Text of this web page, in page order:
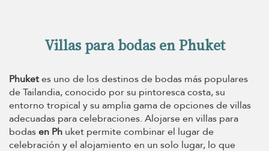
Villas para bodas en Phuket
Phuketes uno de los destinos de bodas más populares
de Tailandia, conocido por su pintoresca costa, su
entorno tropical y su amplia gama de opciones de villas
adecuadas para celebraciones. Alojarse en villas para
bodasen Ph uket permite combinar el lugar de
celebración y el alojamiento en un solo lugar, lo que